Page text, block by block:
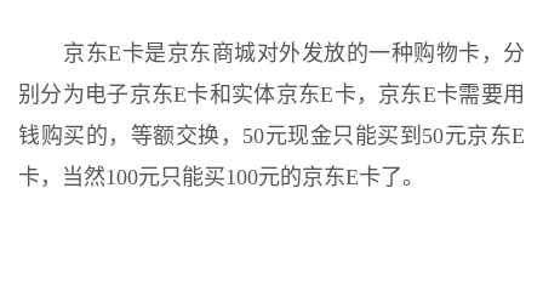
京东E卡是京东商城对外发放的一种购物卡，分
别分为电子京东E卡和实体京东E卡，京东E卡需要用
钱购买的，等额交换，50元现金只能买到50元京东E
卡，当然100元只能买100元的京东E卡了。